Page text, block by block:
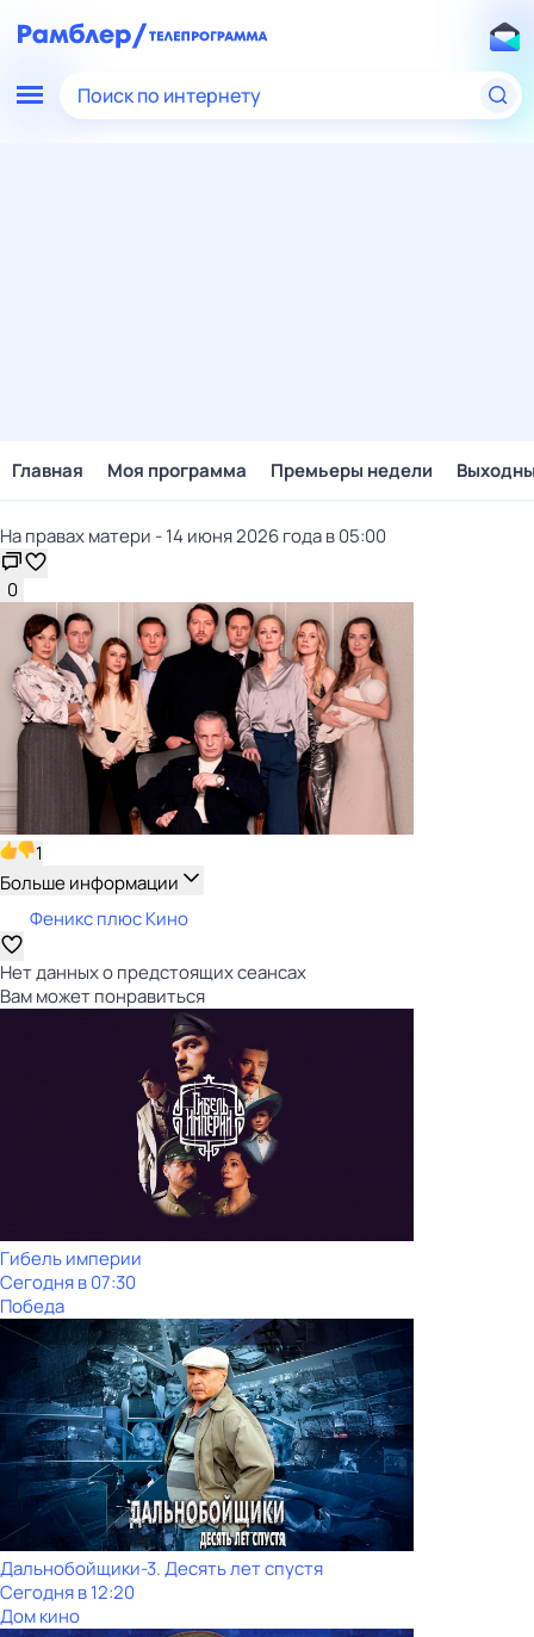
Поиск по интернету
Главная Моя программа Премьеры недели
На правах матери - 14 июня 2026 года в 05:00
0
1
Больше информации
Феникс плюс Кино
Нет данных о предстоящих сеансах
Вам может понравиться
Гибель империи
Сегодня в 07:30
Победа
Дальнобойщики-3. Десять лет спустя
Сегодня в 12:20
Дом кино